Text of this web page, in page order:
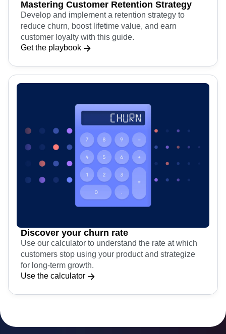
Mastering Customer Retention Strategy
Develop and implement a retention strategy to
reduce churn, boost lifetime value, and earn
Discover your churn rate
Use our calculator to understand the rate at which
customers stop using your product and strategize